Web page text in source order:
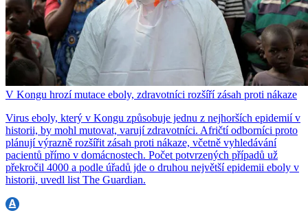
V Kongu hrozí mutace eboly, zdravotníci rozšíří zásah proti nákaze
Virus eboly, který v Kongu způsobuje jednu z nejhorších epidemií v
historii, by mohl mutovat, varují zdravotníci. Afričtí odborníci proto
plánují výrazně rozšířit zásah proti nákaze, včetně vyhledávání
pacientů přímo v domácnostech. Počet potvrzených případů už
překročil 4000 a podle úřadů jde o druhou největší epidemii eboly v
historii, uvedl list The Guardian.